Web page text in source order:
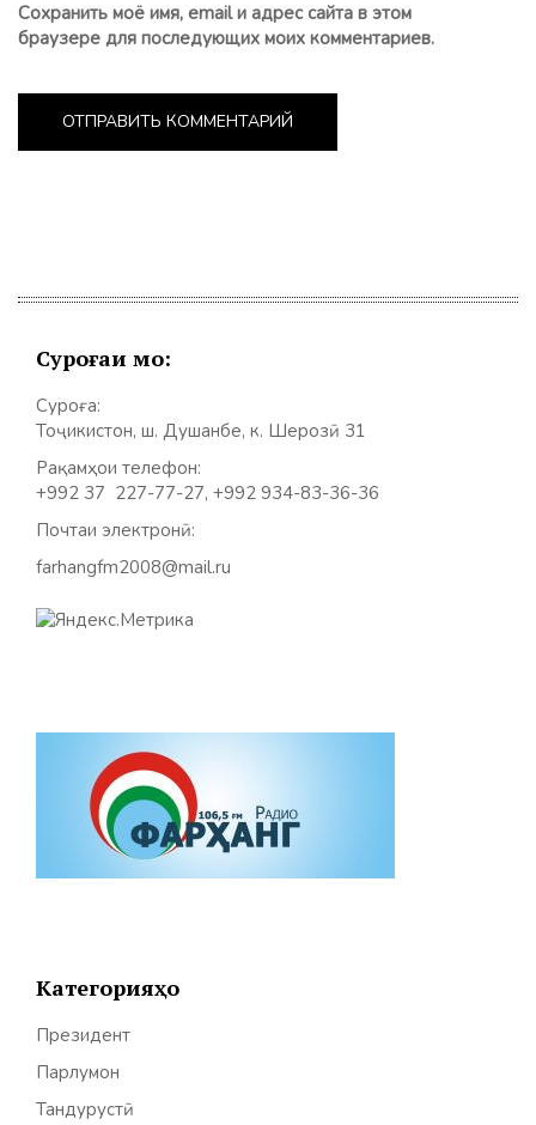
Сохранить моё имя, email и адрес сайта в этом
браузере для последующих моих комментариев.
Суроғаи мо:
Суроға:
Тоҷикистон, ш. Душанбе, к. Шерозӣ 31
Рақамҳои телефон:
+992 37 227-77-27, +992 934-83-36-36
Почтаи электронӣ:
farhangfm2008@mail.ru
Категорияҳо
Президент
Парлумон
Тандурустӣ